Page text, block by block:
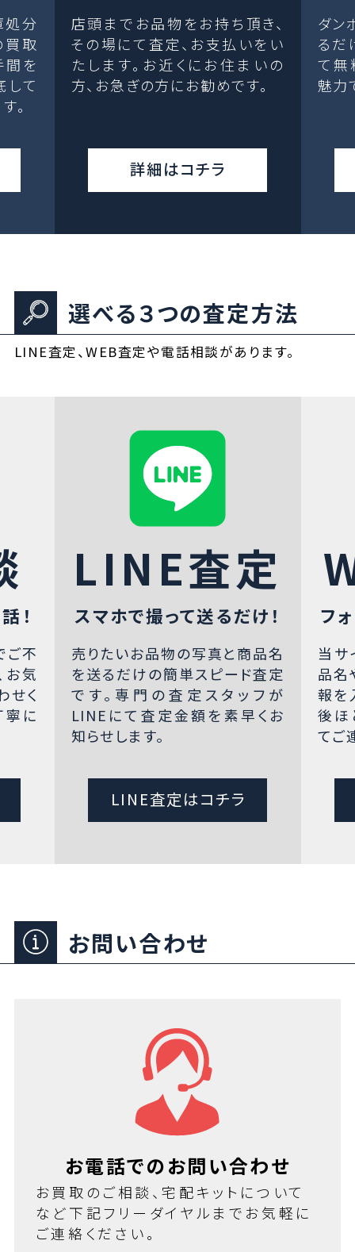
処分
取
間を
して
。
店頭までお品物をお持ち頂き、
その場にて査定、お支払いをい
たします。お近くにお住まいの
方、お急ぎの方にお勧めです。
詳細はコチラ
ダン
るだ
て無
魅力
選べる３つの査定方法
LINE査定、WEB査定や電話相談があります。
！
ご不
お気
せく
寧に
LINE査定
スマホで撮って送るだけ！
売りたいお品物の写真と商品名
を送るだけの簡単スピード査定
です。専門の査定スタッフが
LINEにて査定金額を素早くお
知らせします。
LINE査定はコチラ
フ
当サ
品名
報を
後ほ
てご
お問い合わせ
お電話でのお問い合わせ
お買取のご相談、宅配キットについて
など下記フリーダイヤルまでお気軽に
ご連絡ください。